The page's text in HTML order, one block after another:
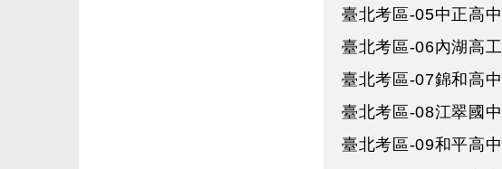
臺北考區-05中正高中
臺北考區-06內湖高工
臺北考區-07錦和高中
臺北考區-08江翠國中
臺北考區-09和平高中